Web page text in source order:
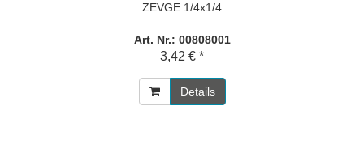
ZEVGE 1/4x1/4
Art. Nr.: 00808001
3,42 € *
Details